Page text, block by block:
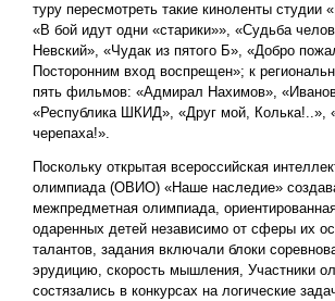
туру пересмотреть такие киноленты
«В бой идут одни «старики»», «Судьба
Невский», «Чудак из пятого Б», «Добро
Посторонним вход воспрещен»; к
пять фильмов: «Адмирал Нахимов»,
«Республика ШКИД», «Друг мой, Колька!..»,
черепаха!».
Поскольку открытая всероссийская
олимпиада (ОВИО) «Наше наследие»
межпредметная олимпиада,
одаренных детей независимо от сферы их
талантов, задания включали блоки
эрудицию, скорость мышления, Участники
состязались в конкурсах на логические